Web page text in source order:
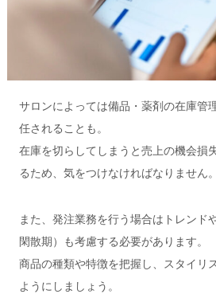
サロンによっては備品・薬剤の在庫管
任されることも。
在庫を切らしてしまうと売上の機会損
るため、気をつけなければなりません。
また、発注業務を行う場合はトレンド
閑散期）も考慮する必要があります。
商品の種類や特徴を把握し、スタイリ
ようにしましょう。